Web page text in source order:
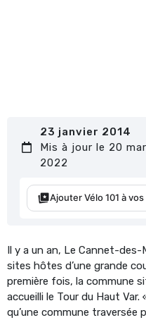
23 janvier 2014
Mis à jour le 20
2022
Ajouter Vélo 101 à
Il y a un an, Le Cannet-
sites hôtes d’une grande
première fois, la commune
accueilli le Tour du Haut
qu’une commune traversée